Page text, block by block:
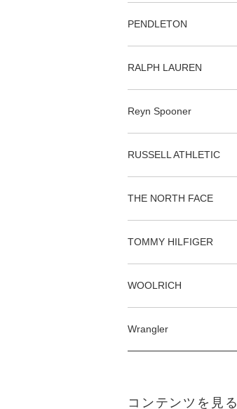
PENDLETON
RALPH LAUREN
Reyn Spooner
RUSSELL ATHLETIC
THE NORTH FACE
TOMMY HILFIGER
WOOLRICH
Wrangler
コンテンツを見る